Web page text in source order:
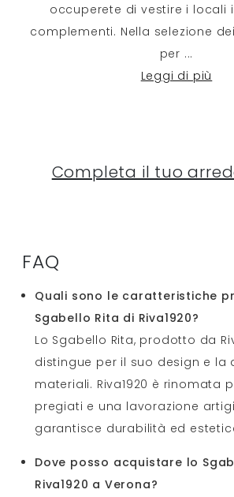
occuperete di vestire i locali
complementi. Nella selezione
per ...
Leggi di più
Completa il tuo
FAQ
Quali sono le caratteristiche
Sgabello Rita di Riva1920?
Lo Sgabello Rita, prodotto da
distingue per il suo design e la
materiali. Riva1920 è rinomata
pregiati e una lavorazione
garantisce durabilità ed
Dove posso acquistare lo
Riva1920 a Verona?